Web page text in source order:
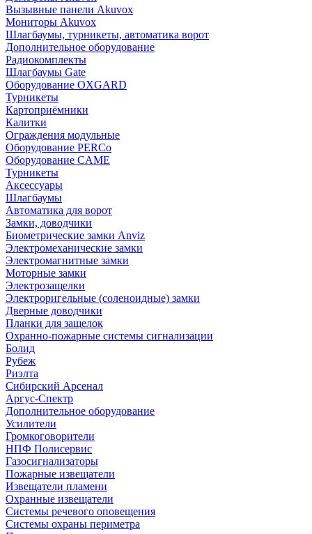
Вызывные панели Akuvox
Мониторы Akuvox
Шлагбаумы, турникеты, автоматика ворот
Дополнительное оборудование
Радиокомплекты
Шлагбаумы Gate
Оборудование OXGARD
Турникеты
Картоприёмники
Калитки
Ограждения модульные
Оборудование PERCo
Оборудование CAME
Турникеты
Аксессуары
Шлагбаумы
Автоматика для ворот
Замки, доводчики
Биометрические замки Anviz
Электромеханические замки
Электромагнитные замки
Моторные замки
Электрозащелки
Электроригельные (cоленоидные) замки
Дверные доводчики
Планки для защелок
Охранно-пожарные системы сигнализации
Болид
Рубеж
Риэлта
Сибирский Арсенал
Аргус-Спектр
Дополнительное оборудование
Усилители
Громкоговорители
НПФ Полисервис
Газосигнализаторы
Пожарные извещатели
Извещатели пламени
Охранные извещатели
Системы речевого оповещения
Системы охраны периметра